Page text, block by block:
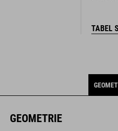
TABEL
GEOMETRIE